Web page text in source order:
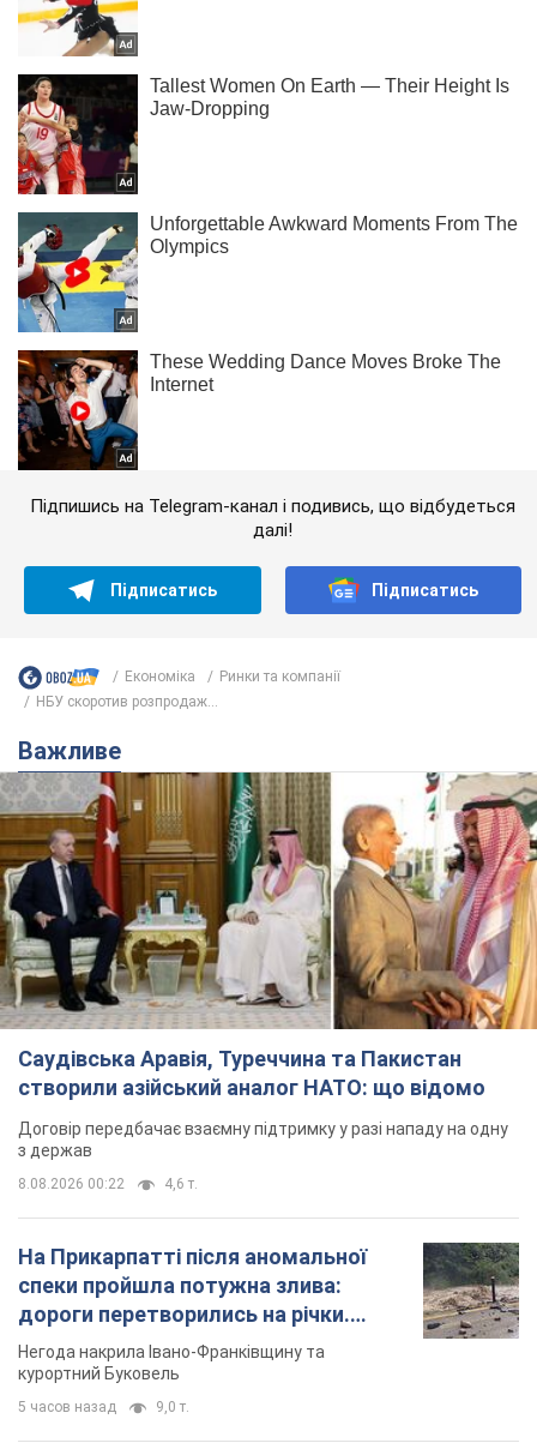
Підпишись на Telegram-канал і подивись, що відбудеться
далі!
Підписатись Підписатись
Економіка
Ринки та компанії
НБУ скоротив розпродаж...
Важливе
Саудівська Аравія, Туреччина та Пакистан
створили азійський аналог НАТО: що відомо
Договір передбачає взаємну підтримку у разі нападу на одну
з держав
8.08.2026 00:22 4,6 т.
На Прикарпатті після аномальної
спеки пройшла потужна злива:
дороги перетворились на річки.
Відео
Негода накрила Івано-Франківщину та
курортний Буковель
5 часов назад 9,0 т.